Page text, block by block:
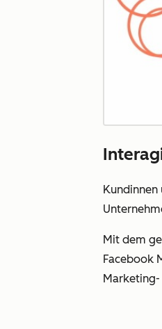
Kundinnen
Mit dem
Facebook
Marketing-